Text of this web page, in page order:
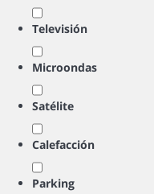
Televisión
Microondas
Satélite
Calefacción
Parking